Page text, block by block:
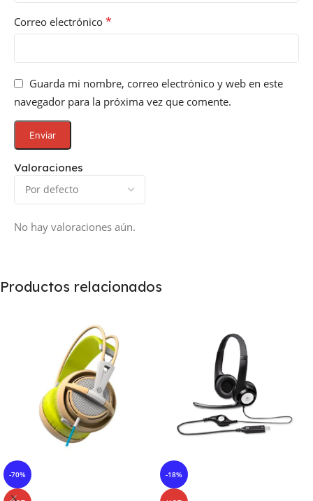
Valoraciones
No hay valoraciones aún.
Correo electrónico *
Guarda mi nombre, correo electrónico y web en este
navegador para la próxima vez que comente.
Productos relacionados
-70% -18%